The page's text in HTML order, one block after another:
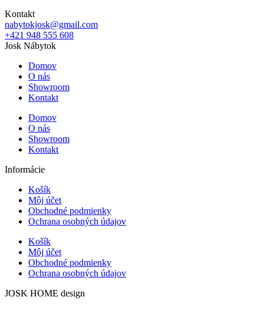
Kontakt
nabytokjosk@gmail.com
+421 948 555 608
Josk Nábytok
Domov
O nás
Showroom
Kontakt
Domov
O nás
Showroom
Kontakt
Informácie
Košík
Môj účet
Obchodné podmienky
Ochrana osobných údajov
Košík
Môj účet
Obchodné podmienky
Ochrana osobných údajov
JOSK HOME design